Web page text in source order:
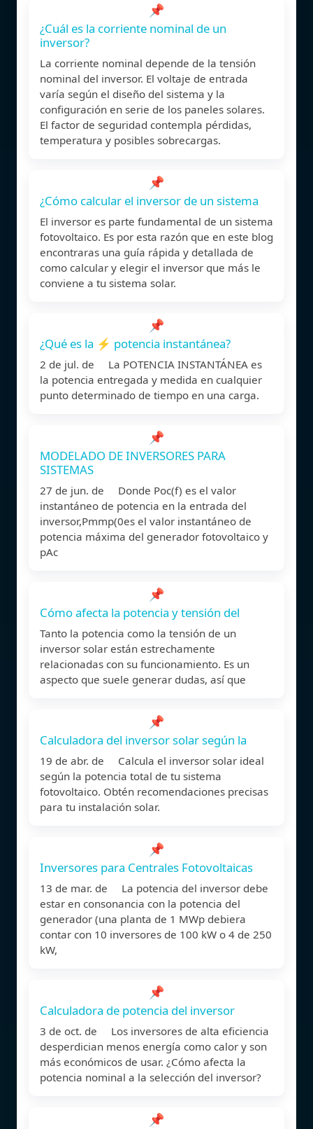
📌
¿Cuál es la corriente nominal de un
inversor?
La corriente nominal depende de la tensión
nominal del inversor. El voltaje de entrada
varía según el diseño del sistema y la
configuración en serie de los paneles solares.
El factor de seguridad contempla pérdidas,
temperatura y posibles sobrecargas.
📌
¿Cómo calcular el inversor de un sistema
El inversor es parte fundamental de un sistema
fotovoltaico. Es por esta razón que en este blog
encontraras una guía rápida y detallada de
como calcular y elegir el inversor que más le
conviene a tu sistema solar.
📌
¿Qué es la ⚡ potencia instantánea?
2 de jul. de La POTENCIA INSTANTÁNEA es
la potencia entregada y medida en cualquier
punto determinado de tiempo en una carga.
📌
MODELADO DE INVERSORES PARA
SISTEMAS
27 de jun. de Donde Poc(f) es el valor
instantáneo de potencia en la entrada del
inversor,Pmmp(0es el valor instantáneo de
potencia máxima del generador fotovoltaico y
pAc
📌
Cómo afecta la potencia y tensión del
Tanto la potencia como la tensión de un
inversor solar están estrechamente
relacionadas con su funcionamiento. Es un
aspecto que suele generar dudas, así que
📌
Calculadora del inversor solar según la
19 de abr. de Calcula el inversor solar ideal
según la potencia total de tu sistema
fotovoltaico. Obtén recomendaciones precisas
para tu instalación solar.
📌
Inversores para Centrales Fotovoltaicas
13 de mar. de La potencia del inversor debe
estar en consonancia con la potencia del
generador (una planta de 1 MWp debiera
contar con 10 inversores de 100 kW o 4 de 250
kW,
📌
Calculadora de potencia del inversor
3 de oct. de Los inversores de alta eficiencia
desperdician menos energía como calor y son
más económicos de usar. ¿Cómo afecta la
potencia nominal a la selección del inversor?
📌